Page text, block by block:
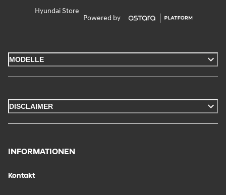
Hyundai Store
Powered by
MODELLE
DISCLAIMER
INFORMATIONEN
Kontakt